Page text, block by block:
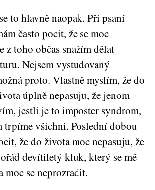
to hlavně naopak. Při psaní
často pocit, že se moc
z toho občas snažím dělat
Nejsem vystudovaný
proto. Vlastně myslím, že do
úplně nepasuju, že jenom
jestli je to imposter syndrom,
trpíme všichni. Poslední dobou
že do života moc nepasuju, že
devítiletý kluk, který se mě
moc se neprozradit.